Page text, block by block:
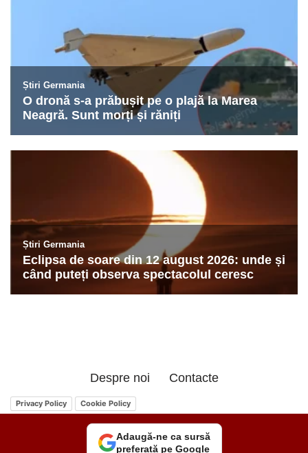
Despre noi Contacte
Privacy Policy Cookie Policy
Adaugă-ne ca sursă
preferată pe Google